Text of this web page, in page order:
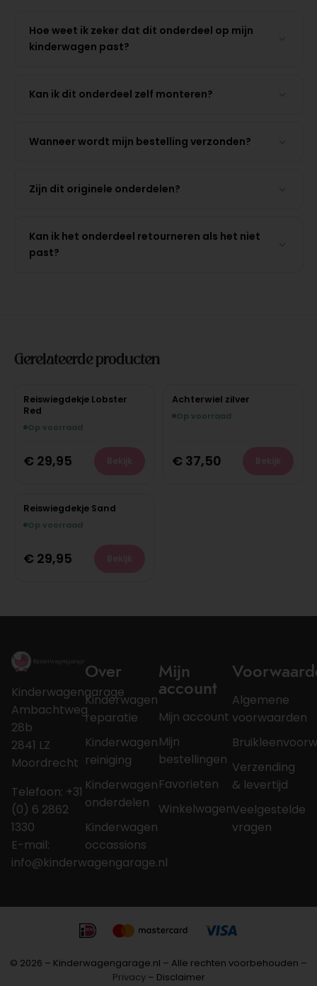
Hoe weet ik zeker dat dit onderdeel op mijn
kinderwagen past?
Kan ik dit onderdeel zelf monteren?
Wanneer wordt mijn bestelling verzonden?
Zijn dit originele onderdelen?
Kan ik het onderdeel retourneren als het niet
past?
Gerelateerde producten
Reiswiegdekje Lobster
Red
Op voorraad
€ 29,95
Achterwiel zilver
Op voorraad
€ 37,50
Reiswiegdekje Sand
Op voorraad
€ 29,95
Kinderwagengarage
Ambachtweg
28b
2841 LZ
Moordrecht
Telefoon: +31
(0) 6 2862
1330
E-mail:
info@kinderwagengarage.nl
Over
Kinderwagen
reparatie
Kinderwagen
reiniging
Kinderwagen
onderdelen
Kinderwagen
occassions
Mijn
account
Mijn account
Mijn
bestellingen
Favorieten
Winkelwagen
Algemene
voorwaarden
Verzending
& levertijd
Veelgestelde
vragen
© 2026 – Kinderwagengarage.nl – Alle rechten voorbehouden –
Privacy– Disclaimer